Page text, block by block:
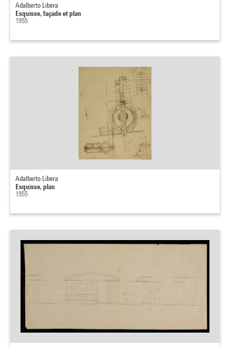
Adalberto Libera
Esquisse, façade et plan
1955
Adalberto Libera
Esquisse, plan
1955